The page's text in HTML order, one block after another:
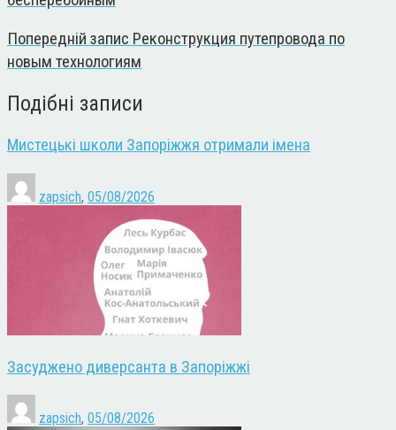
Попередній запис Реконструкция путепровода по
новым технологиям
Подібні записи
Мистецькі школи Запоріжжя отримали імена
zapsich, 05/08/2026
Засуджено диверсанта в Запоріжжі
zapsich, 05/08/2026